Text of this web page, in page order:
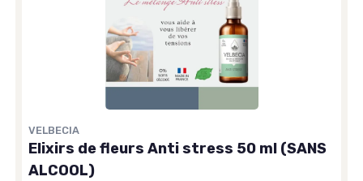
VELBECIA
Elixirs de fleurs Anti stress 50 ml (SANS
ALCOOL)